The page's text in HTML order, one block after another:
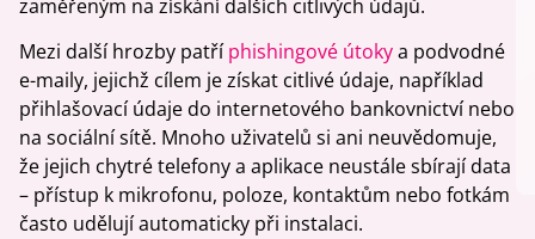
zaměřeným na získání dalších citlivých údajů.
Mezi další hrozby patříphishingové útokya podvodné
e-maily, jejichž cílem je získat citlivé údaje, například
přihlašovací údaje do internetového bankovnictví nebo
na sociální sítě. Mnoho uživatelů si ani neuvědomuje,
že jejich chytré telefony a aplikace neustále sbírají data
– přístup k mikrofonu, poloze, kontaktům nebo fotkám
často udělují automaticky při instalaci.